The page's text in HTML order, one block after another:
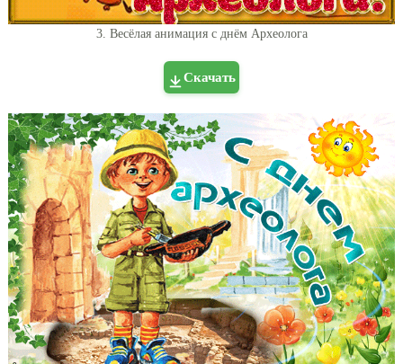
3. Весёлая анимация с днём Археолога
Скачать